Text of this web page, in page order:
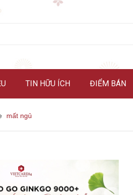
TIN HỮU ÍCH ĐIỂM BÁN
mất ngủ